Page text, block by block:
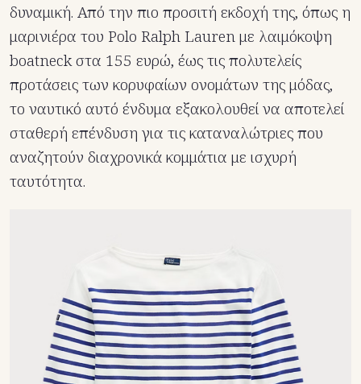
δυναμική. Από την πιο προσιτή εκδοχή της, όπως η
μαρινιέρα του Polo Ralph Lauren με λαιμόκοψη
boatneck στα 155 ευρώ, έως τις πολυτελείς
προτάσεις των κορυφαίων ονομάτων της μόδας,
το ναυτικό αυτό ένδυμα εξακολουθεί να αποτελεί
σταθερή επένδυση για τις καταναλώτριες που
αναζητούν διαχρονικά κομμάτια με ισχυρή
ταυτότητα.